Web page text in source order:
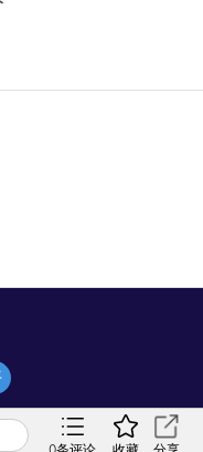
0条评论 收藏 分享